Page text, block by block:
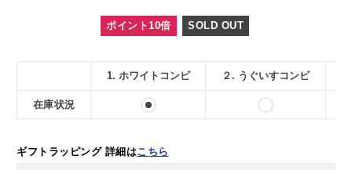
ポイント10倍 SOLD OUT
在庫状況
1. ホワイトコンビ ２. うぐいすコンビ
ギフトラッピング 詳細はこちら